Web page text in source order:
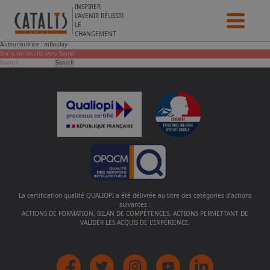
INSPIRER
L’AVENIR RÉUSSIR
LE
CHANGEMENT
Auteur/autrice : mboulay
Sorry, no results were found.
Search for:
Search
La certification qualité QUALIOPI a été délivrée au titre des catégories d’actions
suivantes :
ACTIONS DE FORMATION, BILAN DE COMPÉTENCES, ACTIONS PERMETTANT DE
VALIDER LES ACQUIS DE L’EXPÉRIENCE.